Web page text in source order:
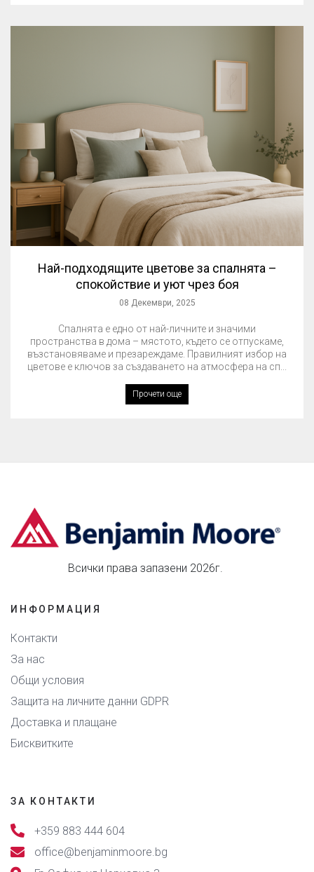
Най-подходящите цветове за спалнята –
спокойствие и уют чрез боя
08 Декември, 2025
Спалнята е едно от най-личните и значими
пространства в дома – мястото, където се отпускаме,
възстановяваме и презареждаме. Правилният избор на
цветове е ключов за създаването на атмосфера на сп...
Прочети още
Всички права запазени 2026г.
ИНФОРМАЦИЯ
Контакти
За нас
Общи условия
Защита на личните данни GDPR
Доставка и плащане
Бисквитките
ЗА КОНТАКТИ
+359 883 444 604
office@benjaminmoore.bg